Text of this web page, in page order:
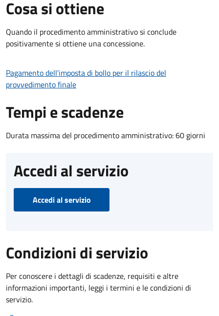
Cosa si ottiene
Quando il procedimento amministrativo si conclude
positivamente si ottiene una concessione.
Pagamento dell'imposta di bollo per il rilascio del
provvedimento finale
Tempi e scadenze
Durata massima del procedimento amministrativo: 60 giorni
Accedi al servizio
Accedi al servizio
Condizioni di servizio
Per conoscere i dettagli di scadenze, requisiti e altre
informazioni importanti, leggi i termini e le condizioni di
servizio.